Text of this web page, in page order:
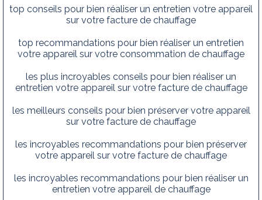
top conseils pour bien réaliser un entretien votre appareil
sur votre facture de chauffage
top recommandations pour bien réaliser un entretien
votre appareil sur votre consommation de chauffage
les plus incroyables conseils pour bien réaliser un
entretien votre appareil sur votre facture de chauffage
les meilleurs conseils pour bien préserver votre appareil
sur votre facture de chauffage
les incroyables recommandations pour bien préserver
votre appareil sur votre facture de chauffage
les incroyables recommandations pour bien réaliser un
entretien votre appareil de chauffage